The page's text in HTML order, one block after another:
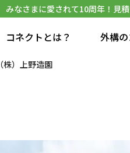
みなさまに愛されて10周年！見
コネクトとは？ 外構
（株）上野造園